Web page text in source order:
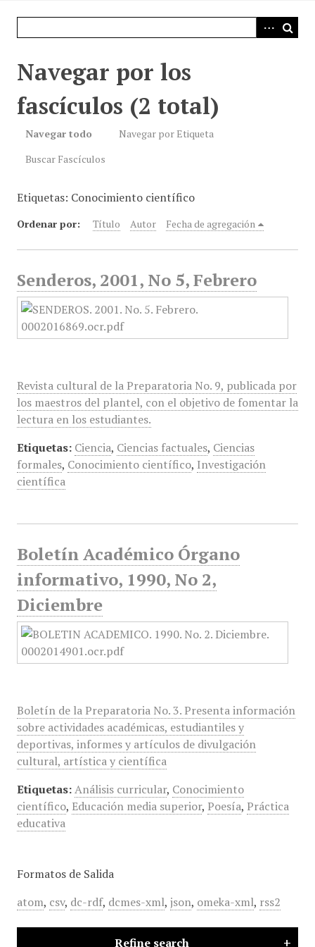
Navegar por los
fascículos (2 total)
Navegar todo
Navegar por Etiqueta
Buscar Fascículos
Etiquetas: Conocimiento científico
Ordenar por: Título Autor Fecha de agregación
Senderos, 2001, No 5, Febrero
Revista cultural de la Preparatoria No. 9, publicada por
los maestros del plantel, con el objetivo de fomentar la
lectura en los estudiantes.
Etiquetas: Ciencia, Ciencias factuales, Ciencias
formales, Conocimiento científico, Investigación
científica
Boletín Académico Órgano
informativo, 1990, No 2,
Diciembre
Boletín de la Preparatoria No. 3. Presenta información
sobre actividades académicas, estudiantiles y
deportivas, informes y artículos de divulgación
cultural, artística y científica
Etiquetas: Análisis curricular, Conocimiento
científico, Educación media superior, Poesía, Práctica
educativa
Formatos de Salida
atom, csv, dc-rdf, dcmes-xml, json, omeka-xml, rss2
Refine search